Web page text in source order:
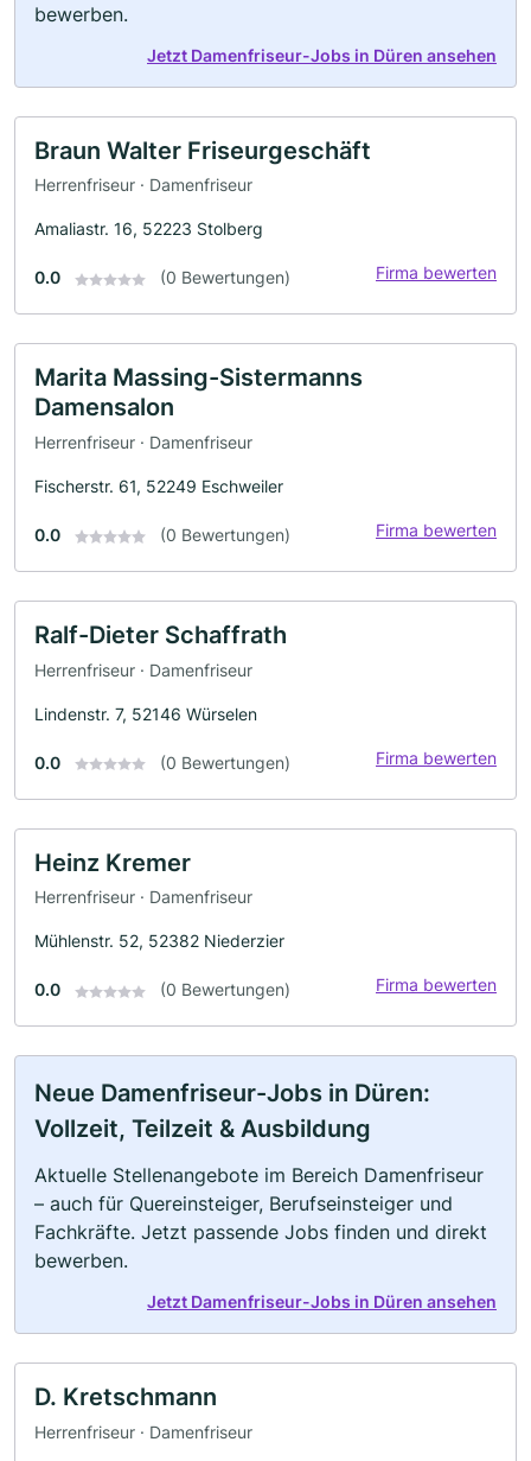
bewerben.
Jetzt Damenfriseur-Jobs in Düren ansehen
Braun Walter Friseurgeschäft
Herrenfriseur · Damenfriseur
Amaliastr. 16, 52223 Stolberg
0.0 (0 Bewertungen) Firma bewerten
Marita Massing-Sistermanns
Damensalon
Herrenfriseur · Damenfriseur
Fischerstr. 61, 52249 Eschweiler
0.0 (0 Bewertungen) Firma bewerten
Ralf-Dieter Schaffrath
Herrenfriseur · Damenfriseur
Lindenstr. 7, 52146 Würselen
0.0 (0 Bewertungen) Firma bewerten
Heinz Kremer
Herrenfriseur · Damenfriseur
Mühlenstr. 52, 52382 Niederzier
0.0 (0 Bewertungen) Firma bewerten
Neue Damenfriseur-Jobs in Düren:
Vollzeit, Teilzeit & Ausbildung
Aktuelle Stellenangebote im Bereich Damenfriseur
– auch für Quereinsteiger, Berufseinsteiger und
Fachkräfte. Jetzt passende Jobs finden und direkt
bewerben.
Jetzt Damenfriseur-Jobs in Düren ansehen
D. Kretschmann
Herrenfriseur · Damenfriseur